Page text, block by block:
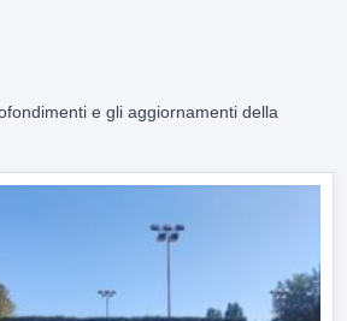
e gli aggiornamenti della